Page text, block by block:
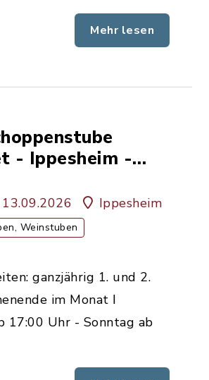
Mehr lesen
- Ippesheim -
Ippesheim
Weinstuben
ganzjährig 1. und 2.
im Monat ǀ
17:00 Uhr - Sonntag ab